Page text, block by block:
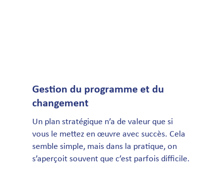
Gestion du programme et du
changement
Un plan stratégique n’a de valeur que si
vous le mettez en œuvre avec succès. Cela
semble simple, mais dans la pratique, on
s’aperçoit souvent que c’est parfois difficile.